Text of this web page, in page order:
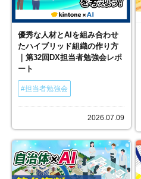
優秀な人材とAIを組み合わせ
たハイブリッド組織の作り方
｜第32回DX担当者勉強会レポ
ート
#担当者勉強会
2026.07.09